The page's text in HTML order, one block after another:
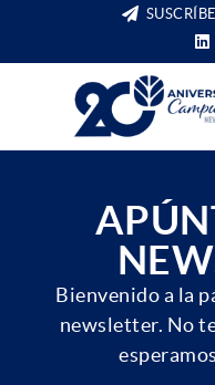
Bienvenido a la
newsletter. No